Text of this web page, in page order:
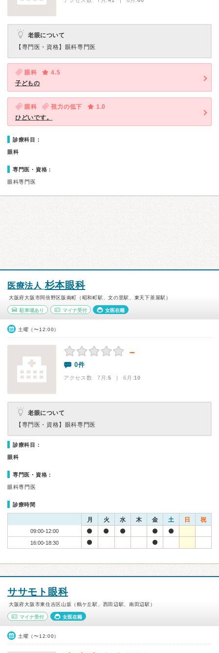
老眼について
【専門医・資格】 眼科専門医
眼科
4.5
子どもの
眼科 視力の低下
1.0
ひどいです。
診療科目：
眼科
専門医・資格：
眼科専門医
医療法人杉本眼科
大阪府大阪市阿倍野区阪南町（昭和町駅、文の里駅、東天下茶屋駅）
駐車場あり マイナ受付 女医在籍
土曜（〜12:00）
－
0件
アクセス数 7月:5 | 6月:10
老眼について
【専門医・資格】 眼科専門医
診療科目：
眼科
専門医・資格：
眼科専門医
診療時間
月 火 水 木 金 土 日 祝
09:00-12:00
16:00-18:30
ササモト眼科
大阪府大阪市東住吉区山坂（鶴ケ丘駅、西田辺駅、南田辺駅）
マイナ受付 女医在籍
土曜（〜12:00）